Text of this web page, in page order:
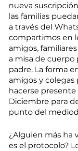
nueva
las familias
a través del
compartimos en
amigos,
a misa de
padre. La forma
amigos y
hacerse
Diciembre para
punto del
¿Alguien más ha
es el protocolo?